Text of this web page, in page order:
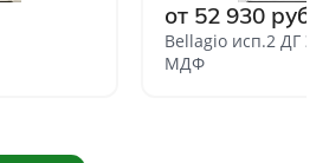
от 52 930 руб.
Bellagio исп.2 ДГ
МДФ